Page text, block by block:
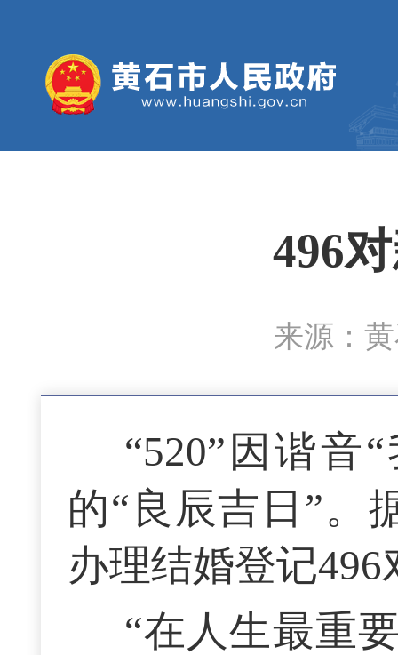
496
来源：
“520”因谐音
的“良辰吉日”。
办理结婚登记
“在人生最重